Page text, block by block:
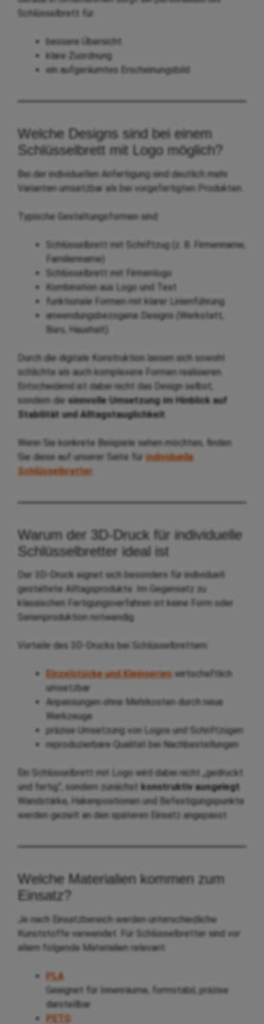
Schlüsselbrett für:
bessere Übersicht
klare Zuordnung
ein aufgeräumtes Erscheinungsbild
Welche Designs sind bei einem
Schlüsselbrett mit Logo möglich?
Bei der individuellen Anfertigung sind deutlich mehr
Varianten umsetzbar als bei vorgefertigten Produkten.
Typische Gestaltungsformen sind:
Schlüsselbrett mit Schriftzug (z. B. Firmenname,
Familienname)
Schlüsselbrett mit Firmenlogo
Kombination aus Logo und Text
funktionale Formen mit klarer Linienführung
anwendungsbezogene Designs (Werkstatt,
Büro, Haushalt)
Durch die digitale Konstruktion lassen sich sowohl
schlichte als auch komplexere Formen realisieren.
Entscheidend ist dabei nicht das Design selbst,
sondern die sinnvolle Umsetzung im Hinblick auf
Stabilität und Alltagstauglichkeit
Wenn Sie konkrete Beispiele sehen möchten, finden
Sie diese auf unserer Seite für individuelle
Schlüsselbretter
Warum der 3D-Druck für individuelle
Schlüsselbretter ideal ist
Der 3D-Druck eignet sich besonders für individuell
gestaltete Alltagsprodukte. Im Gegensatz zu
klassischen Fertigungsverfahren ist keine Form oder
Serienproduktion notwendig.
Vorteile des 3D-Drucks bei Schlüsselbrettern:
Einzelstücke und Kleinserienwirtschaftlich
umsetzbar
Anpassungen ohne Mehrkosten durch neue
Werkzeuge
präzise Umsetzung von Logos und Schriftzügen
reproduzierbare Qualität bei Nachbestellungen
Ein Schlüsselbrett mit Logo wird dabei nicht „gedruckt
und fertig“, sondern zunächst konstruktiv ausgelegt
Wandstärke, Hakenpositionen und Befestigungspunkte
werden gezielt an den späteren Einsatz angepasst.
Welche Materialien kommen zum
Einsatz?
Je nach Einsatzbereich werden unterschiedliche
Kunststoffe verwendet. Für Schlüsselbretter sind vor
allem folgende Materialien relevant:
PLA
Geeignet für Innenräume, formstabil, präzise
darstellbar
PETG